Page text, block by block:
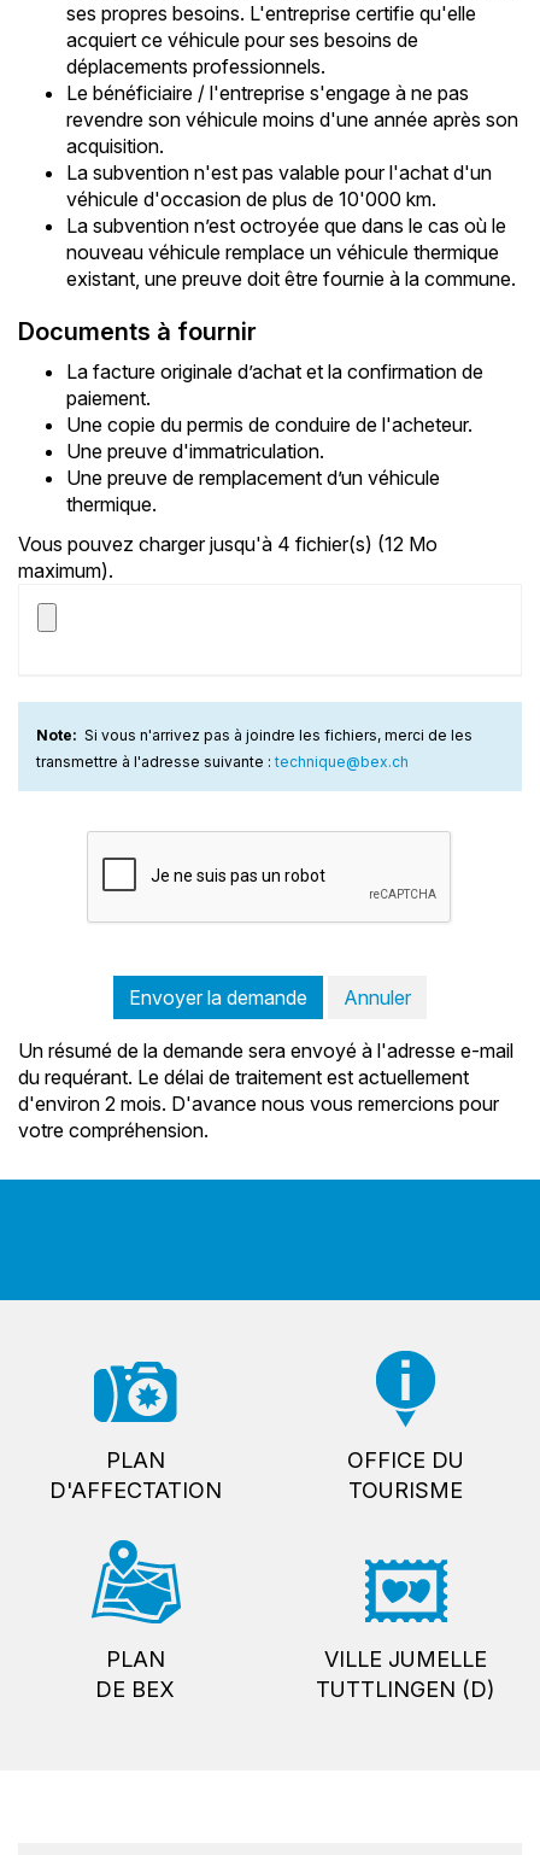
ses propres besoins. L'entreprise certifie qu'elle
acquiert ce véhicule pour ses besoins de
déplacements professionnels.
Le bénéficiaire / l'entreprise s'engage à ne pas
revendre son véhicule moins d'une année après son
acquisition.
La subvention n'est pas valable pour l'achat d'un
véhicule d'occasion de plus de 10'000 km.
La subvention n’est octroyée que dans le cas où le
nouveau véhicule remplace un véhicule thermique
existant, une preuve doit être fournie à la commune.
Documents à fournir
La facture originale d’achat et la confirmation de
paiement.
Une copie du permis de conduire de l'acheteur.
Une preuve d'immatriculation.
Une preuve de remplacement d’un véhicule
thermique.
Vous pouvez charger jusqu'à 4 fichier(s) (12 Mo
maximum).
Note: Si vous n'arrivez pas à joindre les fichiers, merci de les
transmettre à l'adresse suivante :technique@bex.ch
Envoyer la demande Annuler
Un résumé de la demande sera envoyé à l'adresse e-mail
du requérant. Le délai de traitement est actuellement
d'environ 2 mois. D'avance nous vous remercions pour
votre compréhension.
PLAN
D'AFFECTATION
OFFICE DU
TOURISME
PLAN
DE BEX
VILLE JUMELLE
TUTTLINGEN (D)